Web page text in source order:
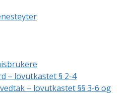
– lovutkastet § 2-4
– lovutkastet §§ 3-6 og